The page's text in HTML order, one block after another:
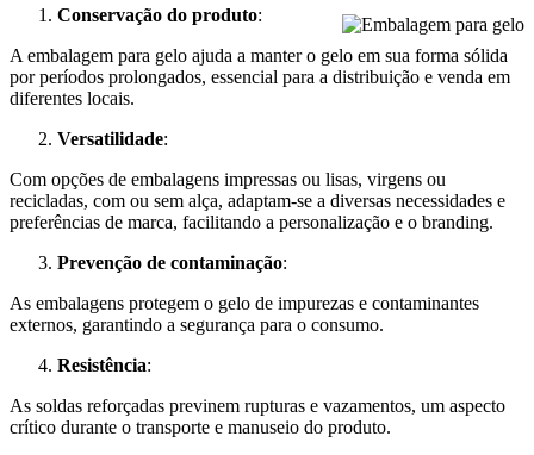
Conservação do produto:
A embalagem para gelo ajuda a manter o gelo em sua forma sólida
por períodos prolongados, essencial para a distribuição e venda em
diferentes locais.
Versatilidade:
Com opções de embalagens impressas ou lisas, virgens ou
recicladas, com ou sem alça, adaptam-se a diversas necessidades e
preferências de marca, facilitando a personalização e o branding.
Prevenção de contaminação:
As embalagens protegem o gelo de impurezas e contaminantes
externos, garantindo a segurança para o consumo.
Resistência:
As soldas reforçadas previnem rupturas e vazamentos, um aspecto
crítico durante o transporte e manuseio do produto.